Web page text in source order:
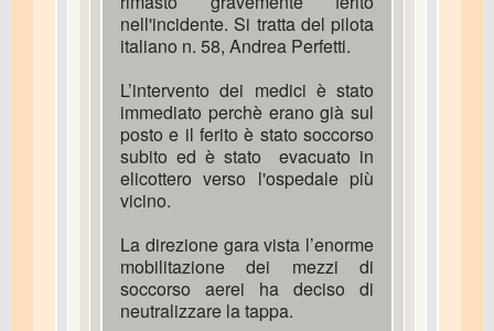
nell'incidente. Si tratta del pilota
italiano n. 58, Andrea Perfetti.
L’intervento dei medici è stato
immediato perchè erano già sul
posto e il ferito è stato soccorso
subito ed è stato evacuato in
elicottero verso l'ospedale più
vicino.
La direzione gara vista l’enorme
mobilitazione dei mezzi di
soccorso aerei ha deciso di
neutralizzare la tappa.